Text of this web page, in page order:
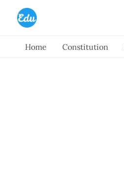
Home
Constitution